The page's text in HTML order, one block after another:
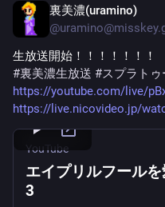
裏美濃(uramino)
@
生放送開始！！！！！！！
#裏美濃生放送 #スプラトゥ
https://youtube.com/live/
https://live.nicovideo.jp/
YouTube
エイプリルフールを
3